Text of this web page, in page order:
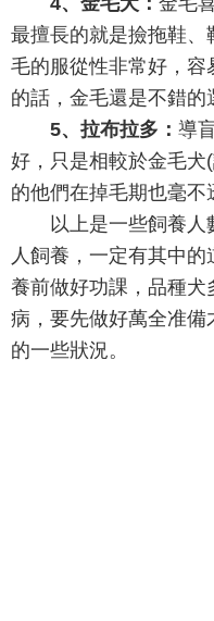
最擅長的就是撿拖鞋
毛的服從性非常好，
的話，金毛還是不錯的
5、拉布拉多： 導
好，只是相較於金毛
的他們在掉毛期也毫不
以上是一些飼養人
人飼養，一定有其中
養前做好功課，品種
病，要先做好萬全准
的一些狀況。